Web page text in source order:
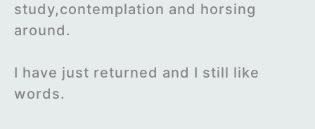
study,contemplation and horsing
around.
I have just returned and I still like
words.